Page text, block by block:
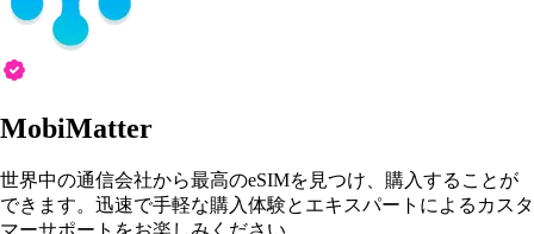
MobiMatter
世界中の通信会社から最高のeSIMを見つけ、購入することが
できます。迅速で手軽な購入体験とエキスパートによるカスタ
マーサポートをお楽しみください。